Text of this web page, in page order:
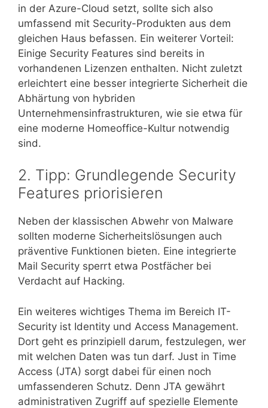
in der Azure-Cloud setzt, sollte sich also
umfassend mit Security-Produkten aus dem
gleichen Haus befassen. Ein weiterer Vorteil:
Einige Security Features sind bereits in
vorhandenen Lizenzen enthalten. Nicht zuletzt
erleichtert eine besser integrierte Sicherheit die
Abhärtung von hybriden
Unternehmensinfrastrukturen, wie sie etwa für
eine moderne Homeoffice-Kultur notwendig
sind.
2. Tipp: Grundlegende Security
Features priorisieren
Neben der klassischen Abwehr von Malware
sollten moderne Sicherheitslösungen auch
präventive Funktionen bieten. Eine integrierte
Mail Security sperrt etwa Postfächer bei
Verdacht auf Hacking.
Ein weiteres wichtiges Thema im Bereich IT-
Security ist Identity und Access Management.
Dort geht es prinzipiell darum, festzulegen, wer
mit welchen Daten was tun darf. Just in Time
Access (JTA) sorgt dabei für einen noch
umfassenderen Schutz. Denn JTA gewährt
administrativen Zugriff auf spezielle Elemente